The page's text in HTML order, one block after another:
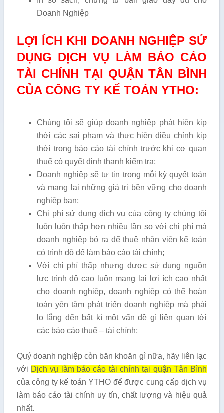
Doanh Nghiệp
LỢI ÍCH KHI DOANH NGHIỆP SỬ
DỤNG DỊCH VỤ LÀM BÁO CÁO
TÀI CHÍNH TẠI QUẬN TÂN BÌNH
CỦA CÔNG TY KẾ TOÁN YTHO:
Chúng tôi sẽ giúp doanh nghiệp phát hiện kịp
thời các sai phạm và thực hiện điều chỉnh kịp
thời trong báo cáo tài chính trước khi cơ quan
thuế có quyết định thanh kiểm tra;
Doanh nghiệp sẽ tự tin trong mỗi kỳ quyết toán
và mang lại những giá trị bền vững cho doanh
nghiệp bạn;
Chi phí sử dụng dịch vụ của công ty chúng tôi
luôn luôn thấp hơn nhiều lần so với chi phí mà
doanh nghiệp bỏ ra để thuê nhân viên kế toán
có trình độ để làm báo cáo tài chính;
Với chi phí thấp nhưng được sử dụng nguồn
lực trình độ cao luôn mang lại lợi ích cao nhất
cho doanh nghiệp, doanh nghiệp có thể hoàn
toàn yên tâm phát triển doanh nghiệp mà phải
lo lắng đến bất kì một vấn đề gì liên quan tới
các báo cáo thuế – tài chính;
Quý doanh nghiệp còn băn khoăn gì nữa, hãy liên lạc
với Dịch vụ làm báo cáo tài chính tại quận Tân Bình
của công ty kế toán YTHO để được cung cấp dịch vụ
làm báo cáo tài chính uy tín, chất lượng và hiệu quả
nhất.